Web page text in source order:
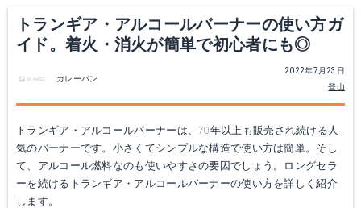
トランギア・アルコールバーナーの使い方ガ
イド。着火・消火が簡単で初心者にも◎
2022年7月23日
登山
カレーパン
トランギア・アルコールバーナーは、70年以上も販売され続ける人
気のバーナーです。小さくてシンプルな構造で使い方は簡単。そし
て、アルコール燃料なのも使いやすさの要因でしょう。ロングセラ
ーを続けるトランギア・アルコールバーナーの使い方を詳しく紹介
します。